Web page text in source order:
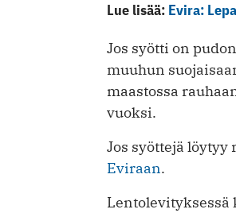
Lue lisää: Evira:
Jos syötti on
muuhun
maastossa
vuoksi.
Jos syöttejä
Eviraan.
Lentolevityksessä